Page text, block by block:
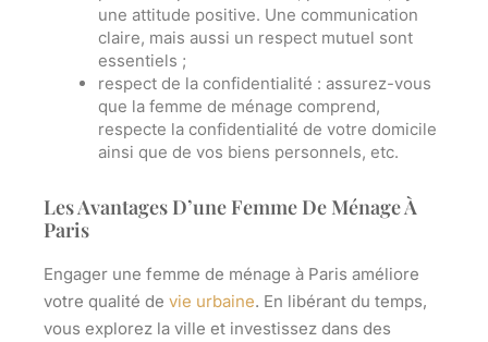
une attitude positive. Une communication
claire, mais aussi un respect mutuel sont
essentiels ;
respect de la confidentialité : assurez-vous
que la femme de ménage comprend,
respecte la confidentialité de votre domicile
ainsi que de vos biens personnels, etc.
Les Avantages D’une Femme De Ménage À
Paris
Engager une femme de ménage à Paris améliore
votre qualité de vie urbaine. En libérant du temps,
vous explorez la ville et investissez dans des